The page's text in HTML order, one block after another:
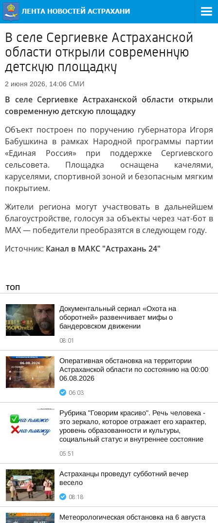
В селе Сергиевке Астраханской
области открыли современную
детскую площадку
2 июня 2026, 14:06 СМИ
В селе Сергиевке Астраханской области открыли
современную детскую площадку
Объект построен по поручению губернатора Игоря
Бабушкина в рамках Народной программы партии
«Единая Россия» при поддержке Сергиевского
сельсовета. Площадка оснащена качелями,
каруселями, спортивной зоной и безопасным мягким
покрытием.
Жители региона могут участвовать в дальнейшем
благоустройстве, голосуя за объекты через чат-бот в
МАХ — победители преобразятся в следующем году.
Источник: Канал в МАКС "Астрахань 24"
ТОП
Документальный сериал «Охота на
оборотней» развенчивает мифы о
бандеровском движении
08:01
Оперативная обстановка на территории
Астраханской области по состоянию на 00:00
06.08.2026
06:03
Рубрика "Говорим красиво". Речь человека -
это зеркало, которое отражает его характер,
уровень образованности и культуры,
социальный статус и внутреннее состояние
05:51
Астраханцы проведут субботний вечер
весело
08:18
Метеорологическая обстановка на 6 августа